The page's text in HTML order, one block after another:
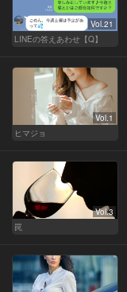
Vol.21
LINEの答えあわせ【Q】
Vol.1
ヒマジョ
Vol.3
罠